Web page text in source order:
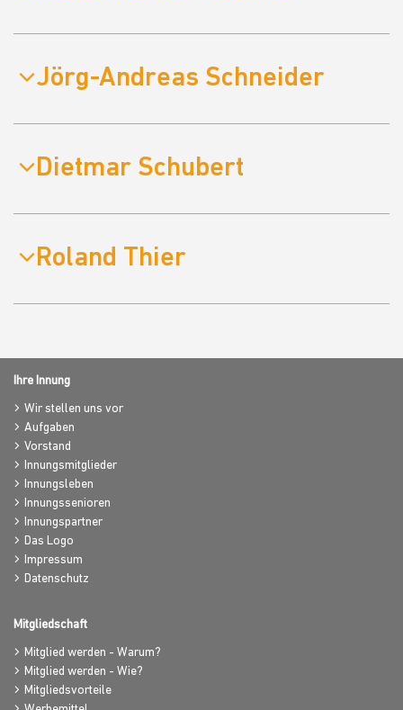
Jörg-Andreas Schneider
Dietmar Schubert
Roland Thier
Ihre Innung
Wir stellen uns vor
Aufgaben
Vorstand
Innungsmitglieder
Innungsleben
Innungssenioren
Innungspartner
Das Logo
Impressum
Datenschutz
Mitgliedschaft
Mitglied werden - Warum?
Mitglied werden - Wie?
Mitgliedsvorteile